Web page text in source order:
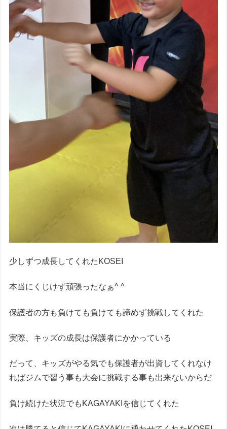
少しずつ成長してくれたKOSEI
本当にくじけず頑張ったなぁ^ ^
保護者の方も負けても負けても諦めず挑戦してくれた
実際、キッズの成長は保護者にかかっている
だって、キッズがやる気でも保護者が出資してくれなけ
ればジムで習う事も大会に挑戦する事も出来ないからだ
負け続けた状況でもKAGAYAKIを信じてくれた